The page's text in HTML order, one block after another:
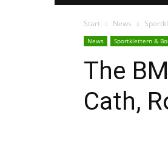
Start News
News Sportklettern &
The
Cath,